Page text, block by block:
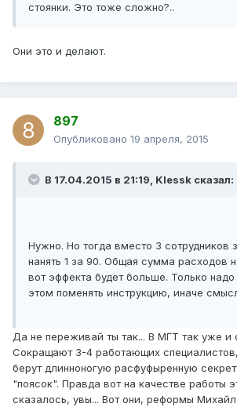
стоянки. Это тоже сложно?..
Они это и делают.
897
Опубликовано 19 апреля, 2015
В 17.04.2015 в 21:19, Klessk сказал:
Нужно. Но тогда вместо 3 сотрудников
нанять 1 за 90. Общая сумма расходов
вот эффекта будет больше. Только надо
этом поменять инструкцию, иначе
Да не переживай ты так... В МГТ так уже и
Сокращают 3-4 работающих
берут длинноногую расфуфыренную
"поясок". Правда вот на качестве работы
сказалось, увы... Вот они, реформы